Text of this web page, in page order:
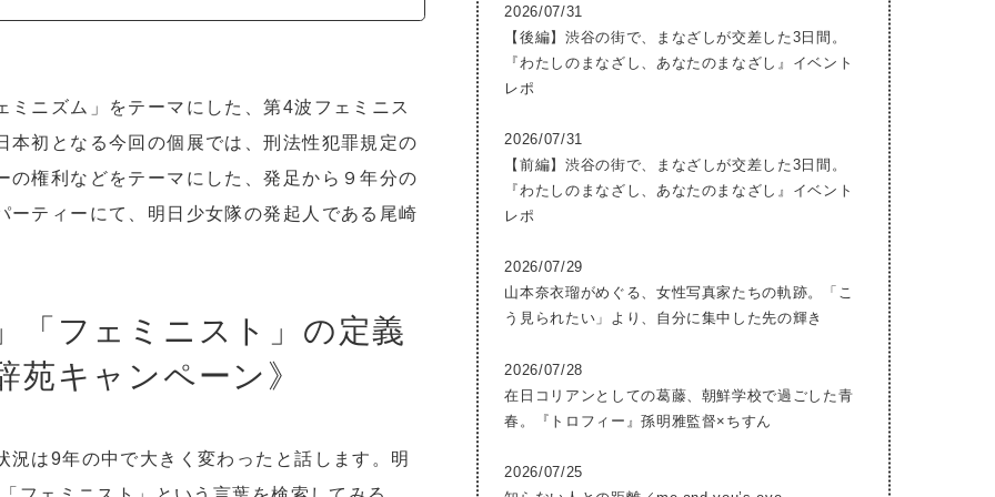
ニズム」をテーマにした、第4波フェミニス
初となる今回の個展では、刑法性犯罪規定の
権利などをテーマにした、発足から９年分の
ティーにて、明日少女隊の発起人である尾崎
「フェミニスト」の定義
苑キャンペーン》
は9年の中で大きく変わったと話します。明
2026/07/31
【後編】渋谷の街で、まなざしが交差した3日間。
『わたしのまなざし、あなたのまなざし』イベント
レポ
2026/07/31
【前編】渋谷の街で、まなざしが交差した3日間。
『わたしのまなざし、あなたのまなざし』イベント
レポ
2026/07/29
山本奈衣瑠がめぐる、女性写真家たちの軌跡。「こ
う見られたい」より、自分に集中した先の輝き
2026/07/28
在日コリアンとしての葛藤、朝鮮学校で過ごした青
春。『トロフィー』孫明雅監督×ちすん
2026/07/25